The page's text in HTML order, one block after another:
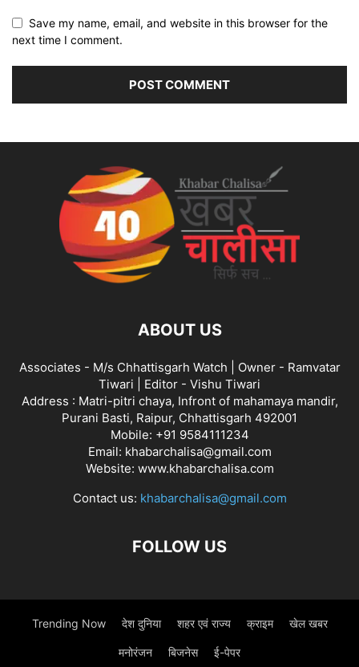
Save my name, email, and website in this browser for the
next time I comment.
ABOUT US
Associates - M/s Chhattisgarh Watch | Owner - Ramvatar
Tiwari | Editor - Vishu Tiwari
Address : Matri-pitri chaya, Infront of mahamaya mandir,
Purani Basti, Raipur, Chhattisgarh 492001
Mobile: +91 9584111234
Email: khabarchalisa@gmail.com
Website: www.khabarchalisa.com
Contact us: khabarchalisa@gmail.com
FOLLOW US
Trending Now देश दुनिया शहर एवं राज्य क्राइम खेल खबर
मनोरंजन बिजनेस ई-पेपर